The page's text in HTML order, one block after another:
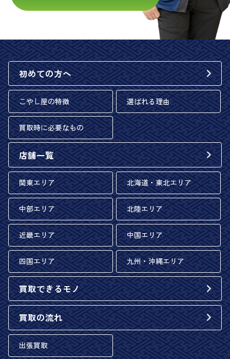
初めての方へ
こやし屋の特徴 選ばれる理由
買取時に必要なもの
店舗一覧
関東エリア 北海道・東北エリア
中部エリア 北陸エリア
近畿エリア 中国エリア
四国エリア 九州・沖縄エリア
買取できるモノ
買取の流れ
出張買取